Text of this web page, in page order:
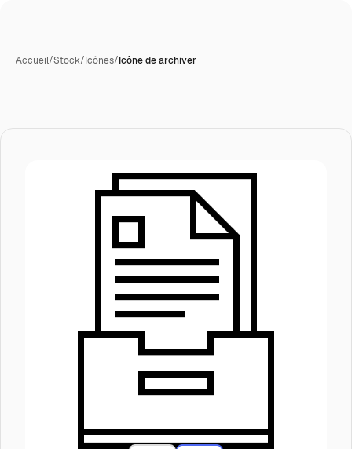
Accueil/Stock/Icônes/Icône de archiver